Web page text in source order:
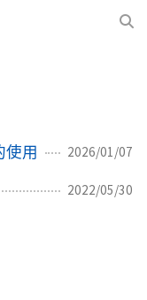
使用 2026/01/07
2022/05/30